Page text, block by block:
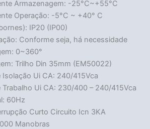
Armazenagem: -25°C~+55°C
Operação: -5°C ~ +40° C
IP20 (IP00)
Conforme seja, há necessidade
0~360°
Trilho Din 35mm (EM50022)
Ui CA: 240/415Vca
Trabalho Ui CA: 230/400 – 240/415Vca
60Hz
Curto Circuito Icn 3KA
Manobras